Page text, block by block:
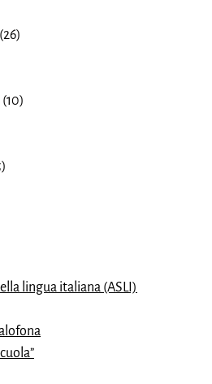
(26)
(10)
lingua italiana (ASLI)